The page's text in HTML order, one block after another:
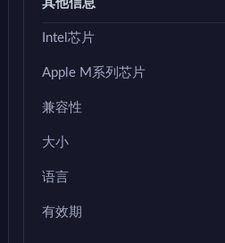
其他信息
Intel芯片
Apple M系列芯片
兼容性
大小
语言
有效期